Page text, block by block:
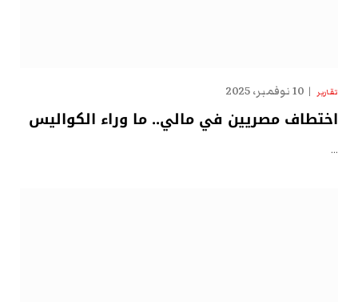
تقارير 10 نوفمبر، 2025
اختطاف مصريين في مالي.. ما وراء الكواليس
…